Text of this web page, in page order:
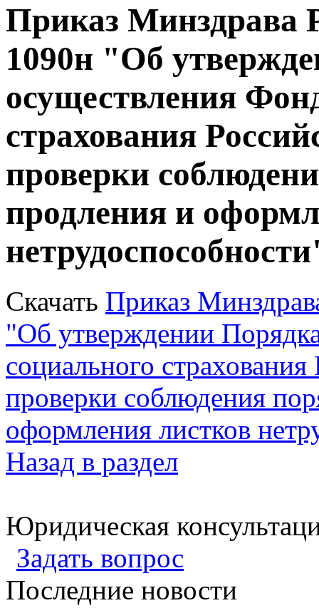
Приказ Минздрава
1090н "Об
осуществления
страхования
проверки
продления и
Скачать Приказ
"Об утверждении
социального
проверки соблюдения
оформления листков
Назад в раздел
Юридическая
Задать вопрос
Последние новости